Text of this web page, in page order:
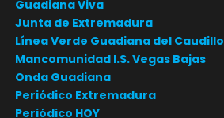
Guadiana Viva
Junta de Extremadura
Línea Verde Guadiana del Caudillo
Mancomunidad I.S. Vegas Bajas
Onda Guadiana
Periódico Extremadura
Periódico HOY